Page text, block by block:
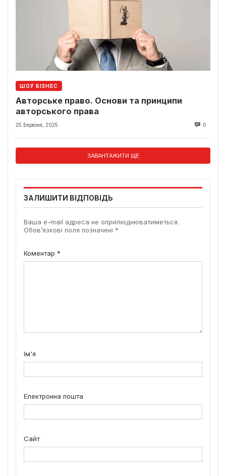
ШОУ БІЗНЕС
Авторське право. Основи та принципи
авторського права
25 Березня, 2025 0
ЗАВАНТАЖИТИ ЩЕ
ЗАЛИШИТИ ВІДПОВІДЬ
Ваша e-mail адреса не оприлюднюватиметься.
Обов’язкові поля позначені *
Коментар *
Ім'я
Електронна пошта
Сайт